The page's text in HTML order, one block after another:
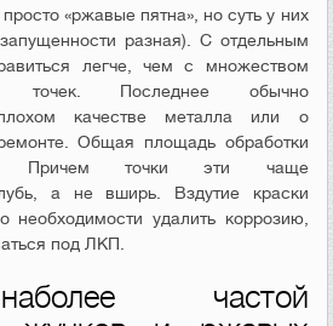
«ржавые пятна», но суть у них
разная). С отдельным
легче, чем с множеством
точек. Последнее обычно
качестве металла или о
Общая площадь обработки
Причем точки эти чаще
а не вширь. Вздутие краски
необходимости удалить коррозию,
под ЛКП.
частой